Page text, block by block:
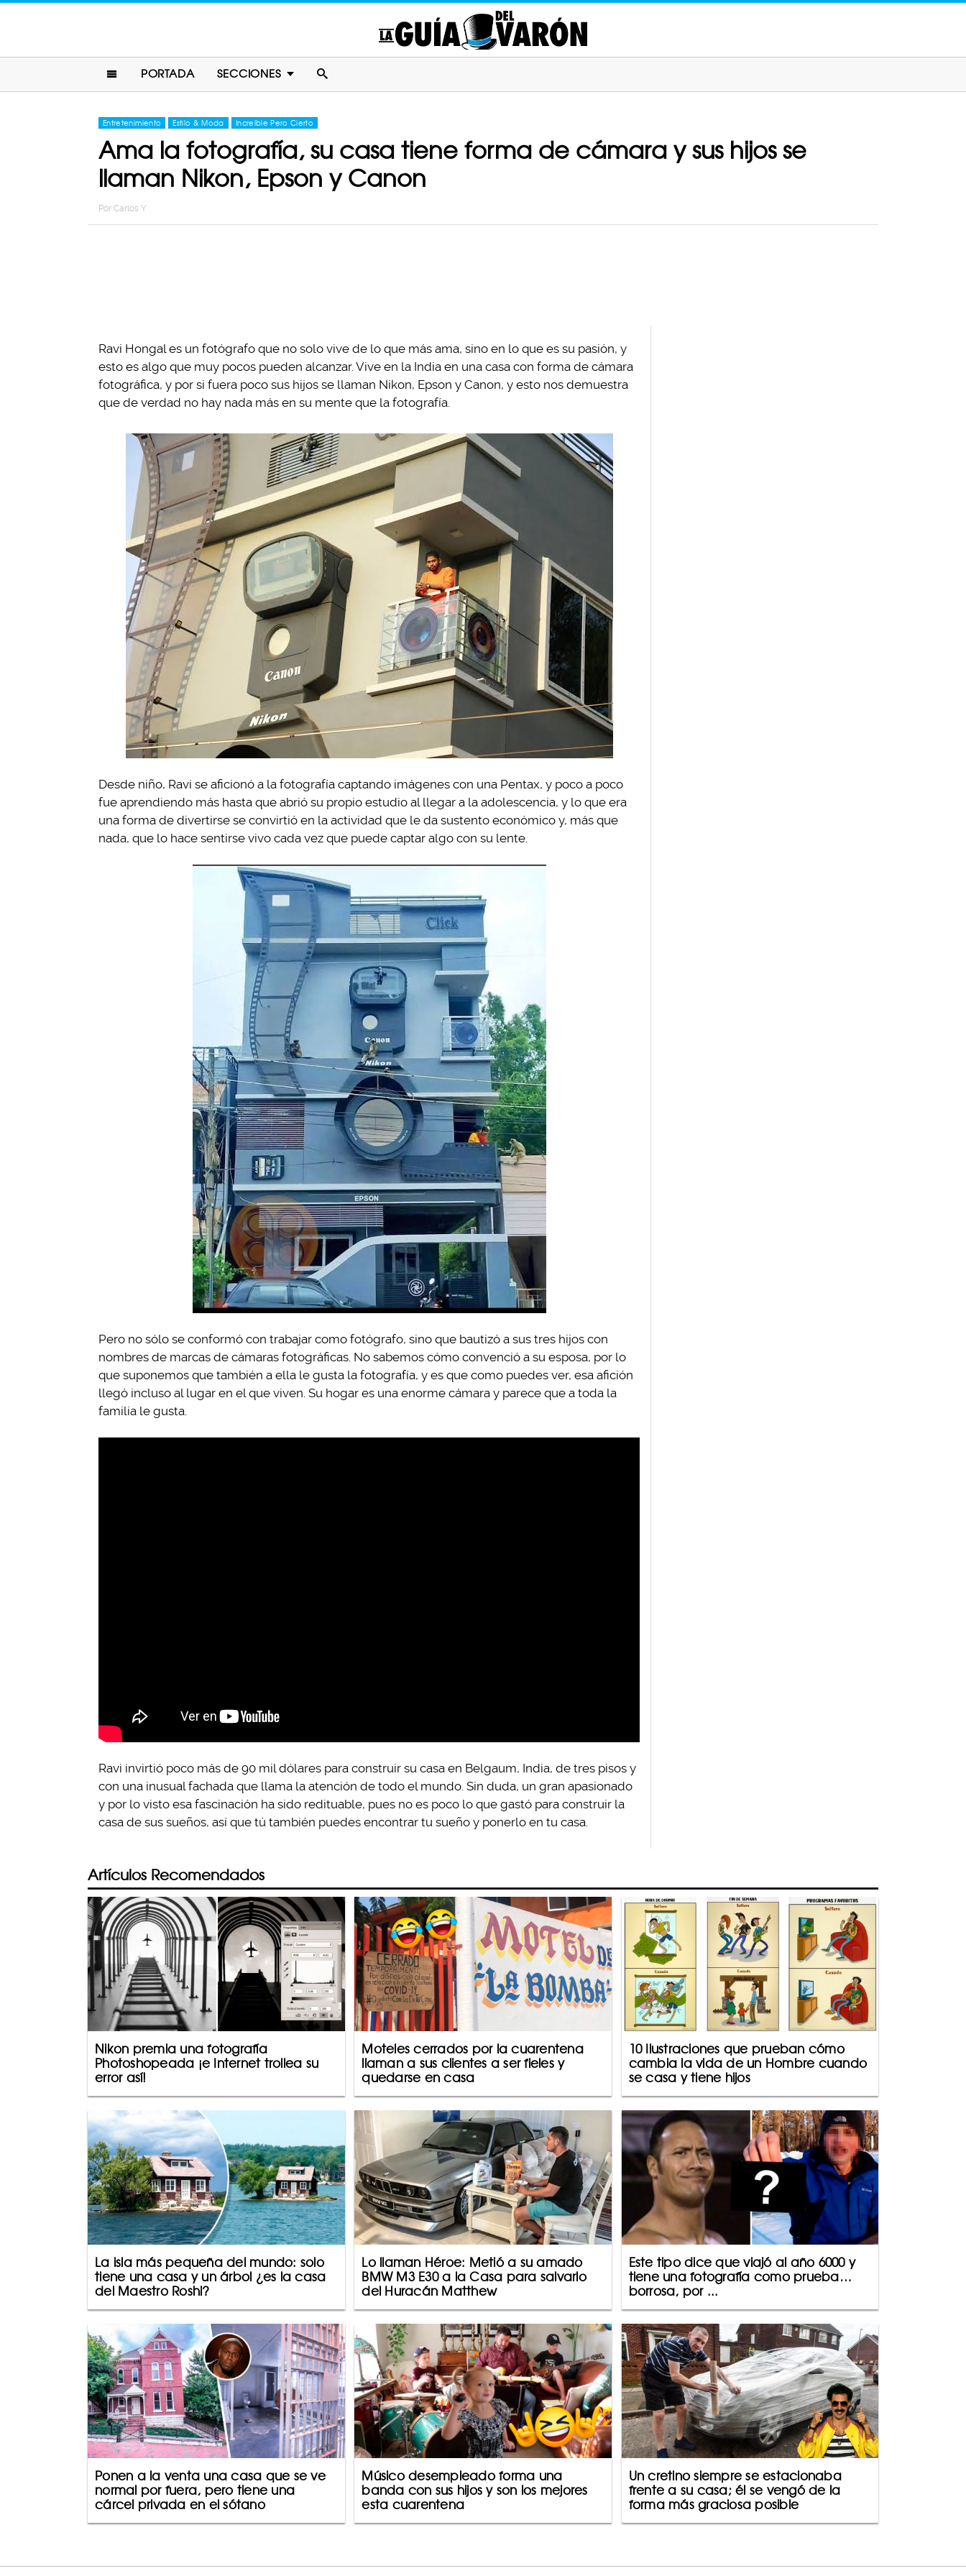
PORTADA SECCIONES
Entretenimiento Estilo & Moda Increíble Pero Cierto
Ama la fotografía, su casa tiene forma de cámara y sus hijos se
llaman Nikon, Epson y Canon
Por Carlos Y
Ravi Hongal es un fotógrafo que no solo vive de lo que más ama, sino en lo que es su pasión, y
esto es algo que muy pocos pueden alcanzar. Vive en la India en una casa con forma de cámara
fotográfica, y por si fuera poco sus hijos se llaman Nikon, Epson y Canon, y esto nos demuestra
que de verdad no hay nada más en su mente que la fotografía.
Desde niño, Ravi se aficionó a la fotografía captando imágenes con una Pentax, y poco a poco
fue aprendiendo más hasta que abrió su propio estudio al llegar a la adolescencia, y lo que era
una forma de divertirse se convirtió en la actividad que le da sustento económico y, más que
nada, que lo hace sentirse vivo cada vez que puede captar algo con su lente.
Pero no sólo se conformó con trabajar como fotógrafo, sino que bautizó a sus tres hijos con
nombres de marcas de cámaras fotográficas. No sabemos cómo convenció a su esposa, por lo
que suponemos que también a ella le gusta la fotografía, y es que como puedes ver, esa afición
llegó incluso al lugar en el que viven. Su hogar es una enorme cámara y parece que a toda la
familia le gusta.
Ravi invirtió poco más de 90 mil dólares para construir su casa en Belgaum, India, de tres pisos y
con una inusual fachada que llama la atención de todo el mundo. Sin duda, un gran apasionado
y por lo visto esa fascinación ha sido redituable, pues no es poco lo que gastó para construir la
casa de sus sueños, así que tú también puedes encontrar tu sueño y ponerlo en tu casa.
Artículos Recomendados
Nikon premia una fotografía
Photoshopeada ¡e Internet trollea su
error así!
Moteles cerrados por la cuarentena
llaman a sus clientes a ser fieles y
quedarse en casa
10 Ilustraciones que prueban cómo
cambia la vida de un Hombre cuando
se casa y tiene hijos
La isla más pequeña del mundo: solo
tiene una casa y un árbol ¿es la casa
del Maestro Roshi?
Lo llaman Héroe: Metió a su amado
BMW M3 E30 a la Casa para salvarlo
del Huracán Matthew
Este tipo dice que viajó al año 6000 y
tiene una fotografía como prueba…
borrosa, por ...
Ponen a la venta una casa que se ve
normal por fuera, pero tiene una
cárcel privada en el sótano
Músico desempleado forma una
banda con sus hijos y son los mejores
esta cuarentena
Un cretino siempre se estacionaba
frente a su casa; él se vengó de la
forma más graciosa posible